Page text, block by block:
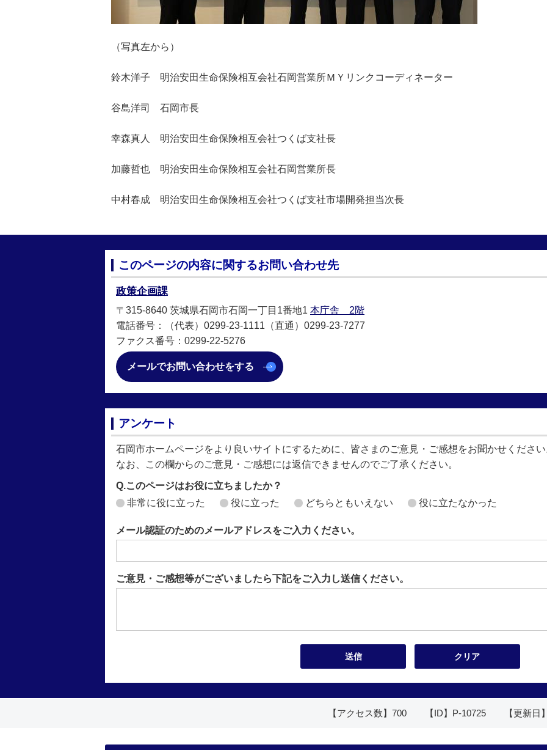
（写真左から）
鈴木洋子 明治安田生命保険相互会社石岡営業所ＭＹリンクコーディネーター
谷島洋司 石岡市長
幸森真人 明治安田生命保険相互会社つくば支社長
加藤哲也 明治安田生命保険相互会社石岡営業所長
中村春成 明治安田生命保険相互会社つくば支社市場開発担当次長
このページの内容に関するお問い合わせ先
政策企画課
〒315-8640 茨城県石岡市石岡一丁目1番地1 本庁舎 2階
電話番号：（代表）0299-23-1111（直通）0299-23-7277
ファクス番号：0299-22‐5276
メールでお問い合わせをする
アンケート
石岡市ホームページをより良いサイトにするために、皆さまのご意見・ご感想をお聞かせくださ
なお、この欄からのご意見・ご感想には返信できませんのでご了承ください。
Q.このページはお役に立ちましたか？
非常に役に立った
役に立った どちらともいえない 役に立たなかった
メール認証のためのメールアドレスをご入力ください。
ご意見・ご感想等がございましたら下記をご入力し送信ください。
【アクセス数】 700 【ID】 P-10725 【更新日